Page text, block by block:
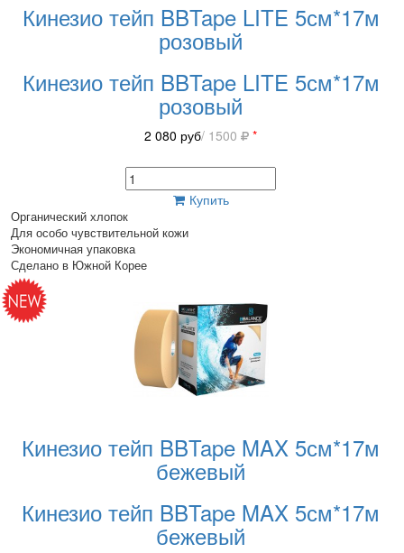
Кинезио тейп BBTape LITE 5см*17м
розовый
Кинезио тейп BBTape LITE 5см*17м
розовый
2 080 руб/ 1500 *
Купить
Органический хлопок
Для особо чувствительной кожи
Экономичная упаковка
Сделано в Южной Корее
Кинезио тейп BBTape MAX 5см*17м
бежевый
Кинезио тейп BBTape MAX 5см*17м
бежевый